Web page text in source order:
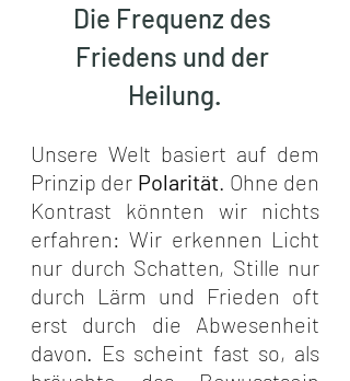
Die Frequenz des
Friedens und der
Heilung.
Unsere Welt basiert auf dem
Prinzip der Polarität. Ohne den
Kontrast könnten wir nichts
erfahren: Wir erkennen Licht
nur durch Schatten, Stille nur
durch Lärm und Frieden oft
erst durch die Abwesenheit
davon. Es scheint fast so, als